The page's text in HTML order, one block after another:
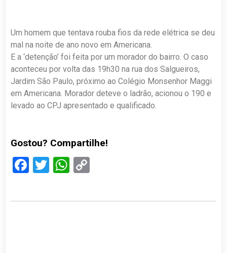
Um homem que tentava rouba fios da rede elétrica se deu
mal na noite de ano novo em Americana.
E a ‘detenção’ foi feita por um morador do bairro. O caso
aconteceu por volta das 19h30 na rua dos Salgueiros,
Jardim São Paulo, próximo ao Colégio Monsenhor Maggi
em Americana. Morador deteve o ladrão, acionou o 190 e
levado ao CPJ apresentado e qualificado.
Gostou? Compartilhe!
Facebook
TwitterWhatsApp